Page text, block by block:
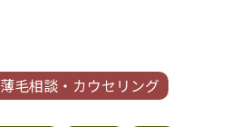
薄毛相談・カウセリング